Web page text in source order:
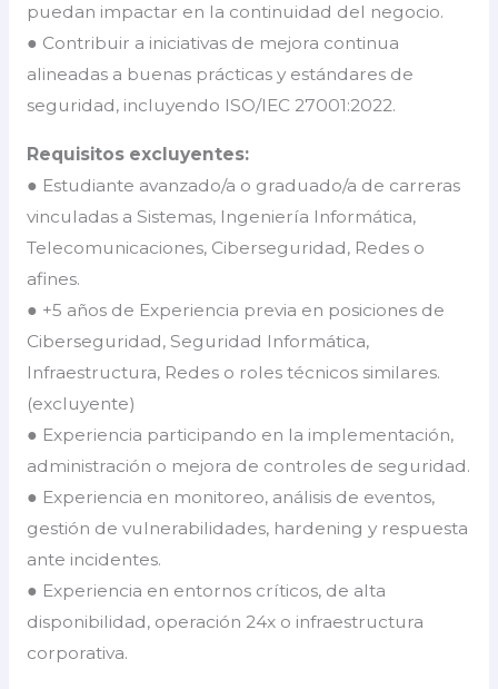
puedan impactar en la continuidad del negocio.
● Contribuir a iniciativas de mejora continua
alineadas a buenas prácticas y estándares de
seguridad, incluyendo ISO/IEC 27001:2022.
Requisitos excluyentes:
● Estudiante avanzado/a o graduado/a de carreras
vinculadas a Sistemas, Ingeniería Informática,
Telecomunicaciones, Ciberseguridad, Redes o
afines.
● +5 años de Experiencia previa en posiciones de
Ciberseguridad, Seguridad Informática,
Infraestructura, Redes o roles técnicos similares.
(excluyente)
● Experiencia participando en la implementación,
administración o mejora de controles de seguridad.
● Experiencia en monitoreo, análisis de eventos,
gestión de vulnerabilidades, hardening y respuesta
ante incidentes.
● Experiencia en entornos críticos, de alta
disponibilidad, operación 24x o infraestructura
corporativa.